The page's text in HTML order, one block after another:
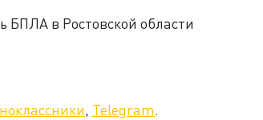
в Ростовской области
, Telegram.